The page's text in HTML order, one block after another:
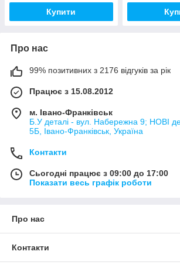
Купити
Про нас
99% позитивних з 2176 відгуків за рік
Працює з 15.08.2012
м. Івано-Франківськ
Б.У деталі - вул. Набережна 9; НОВІ
5Б, Івано-Франківськ, Україна
Контакти
Сьогодні працює з 09:00 до 17:00
Показати весь графік роботи
Про нас
Контакти